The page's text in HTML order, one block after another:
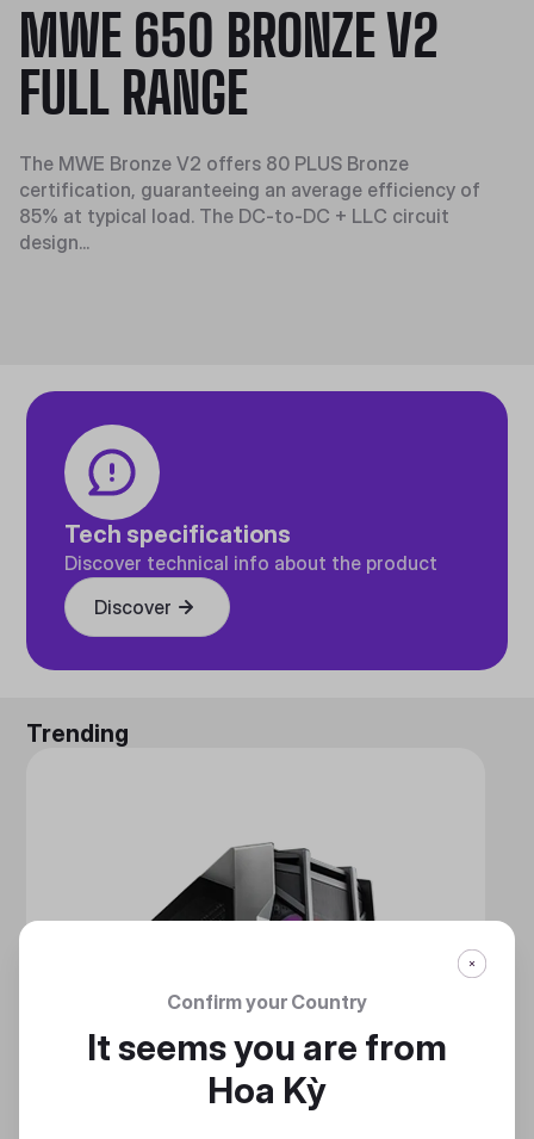
MWE 650 BRONZE V2
FULL RANGE
The MWE Bronze V2 offers 80 PLUS Bronze
certification, guaranteeing an average efficiency of
85% at typical load. The DC-to-DC + LLC circuit
design...
Tech specifications
Discover technical info about the product
Discover
Trending
Confirm your Country
It seems you are from
Hoa Kỳ